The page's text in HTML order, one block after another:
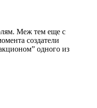
Меж тем еще с
создатели
одного из